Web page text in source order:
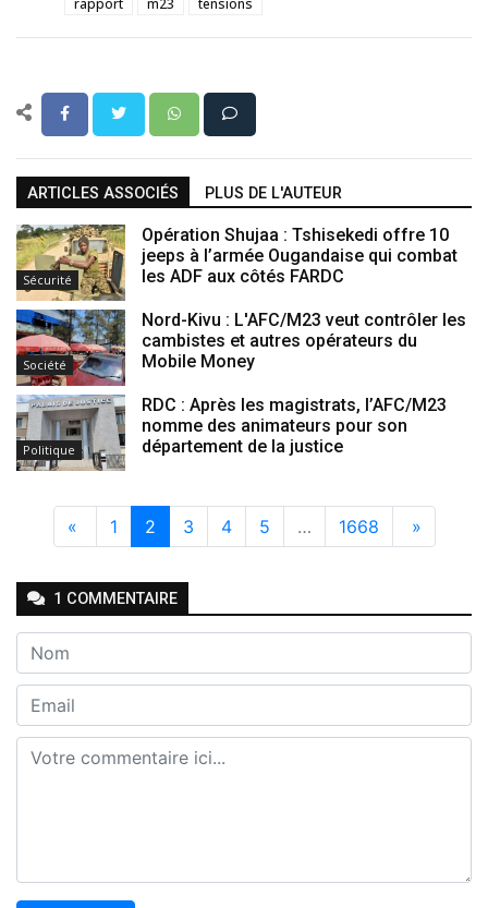
ARTICLES ASSOCIÉS PLUS DE L'AUTEUR
Sécurité
Opération Shujaa : Tshisekedi offre 10
jeeps à l’armée Ougandaise qui combat
les ADF aux côtés FARDC
Société
Nord-Kivu : L'AFC/M23 veut contrôler les
cambistes et autres opérateurs du
Mobile Money
Politique
RDC : Après les magistrats, l’AFC/M23
nomme des animateurs pour son
département de la justice
« 1 2 3 4 5 … 1668 »
1 COMMENTAIRE